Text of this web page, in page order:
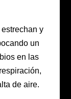
y
un
en las
de aire.